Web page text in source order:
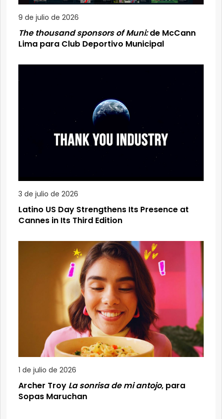
9 de julio de 2026
The thousand sponsors of Muni:de McCann
Lima para Club Deportivo Municipal
3 de julio de 2026
Latino US Day Strengthens Its Presence at
Cannes in Its Third Edition
1 de julio de 2026
Archer Troy La sonrisa de mi antojo, para
Sopas Maruchan